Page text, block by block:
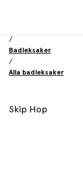
/
Badleksaker
/
Alla badleksaker
Skip Hop